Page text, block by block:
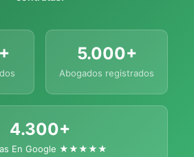
5.000+
Abogados registrados
4.300+
En Google ★★★★★